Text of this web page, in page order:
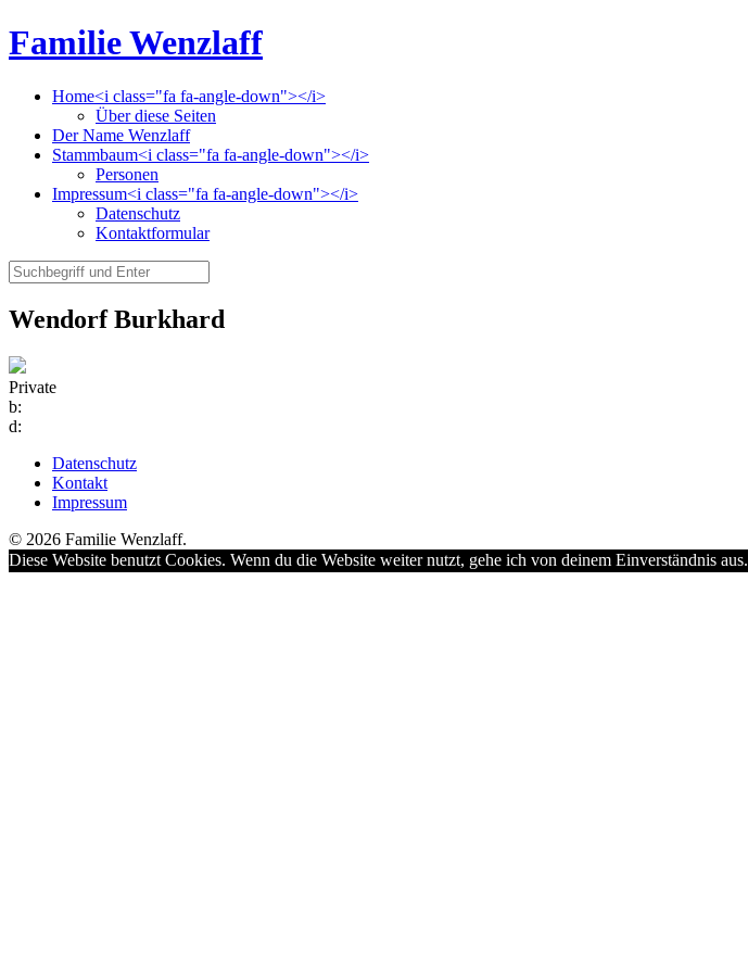
Familie Wenzlaff
Home<i class="fa fa-angle-down"></i>
Über diese Seiten
Der Name Wenzlaff
Stammbaum<i class="fa fa-angle-down"></i>
Personen
Impressum<i class="fa fa-angle-down"></i>
Datenschutz
Kontaktformular
Wendorf Burkhard
Private
b:
d:
Datenschutz
Kontakt
Impressum
© 2026 Familie Wenzlaff.
Diese Website benutzt Cookies. Wenn du die Website weiter nutzt, gehe ich von deinem Einverständnis aus.